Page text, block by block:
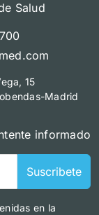
Salud
15
Madrid
informado
Suscribete
en la